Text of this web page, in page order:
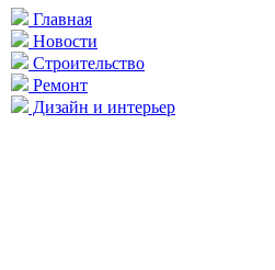
Главная
Новости
Строительство
Ремонт
Дизайн и интерьер